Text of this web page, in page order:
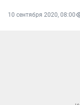
10 сентября 2020, 08:00